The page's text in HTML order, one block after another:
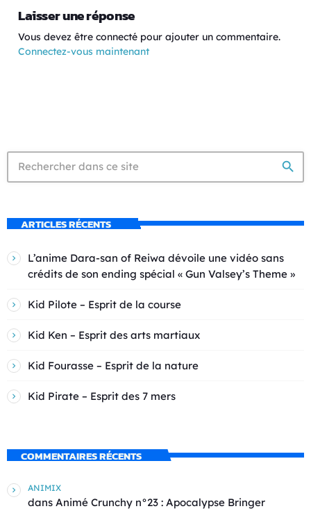
Laisser une réponse
Vous devez être connecté pour ajouter un commentaire.
Connectez-vous maintenant
search
ARTICLES RÉCENTS
L’anime Dara-san of Reiwa dévoile une vidéo sans
crédits de son ending spécial « Gun Valsey’s Theme »
Kid Pilote – Esprit de la course
Kid Ken – Esprit des arts martiaux
Kid Fourasse – Esprit de la nature
Kid Pirate – Esprit des 7 mers
COMMENTAIRES RÉCENTS
ANIMIX
dans Animé Crunchy n°23 : Apocalypse Bringer